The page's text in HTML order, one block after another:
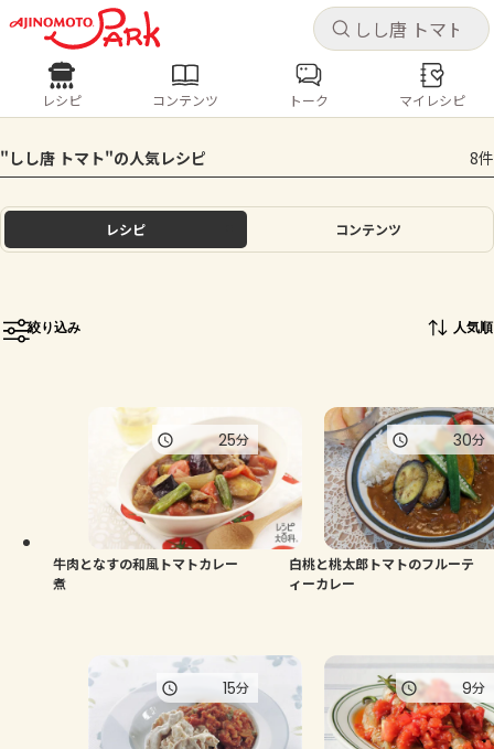
キャ
ログインするとレシピを保存できます
ログイン
ホーム
トーク
よくあるお問い合わせ
お買い物
キャ
レシピ コンテンツ
人気の食材・レシピ
きゅうり なす トマト とうもろこし
ピーマン
レシピ コンテンツ トーク マイレシピ
"しし唐 トマト"の人気レシピ 8件
レシピ コンテンツ
絞り込み 人気順
牛肉となすの和風トマトカレー
煮
25分
白桃と桃太郎トマトのフルーテ
ィーカレー
30分
15分 9分